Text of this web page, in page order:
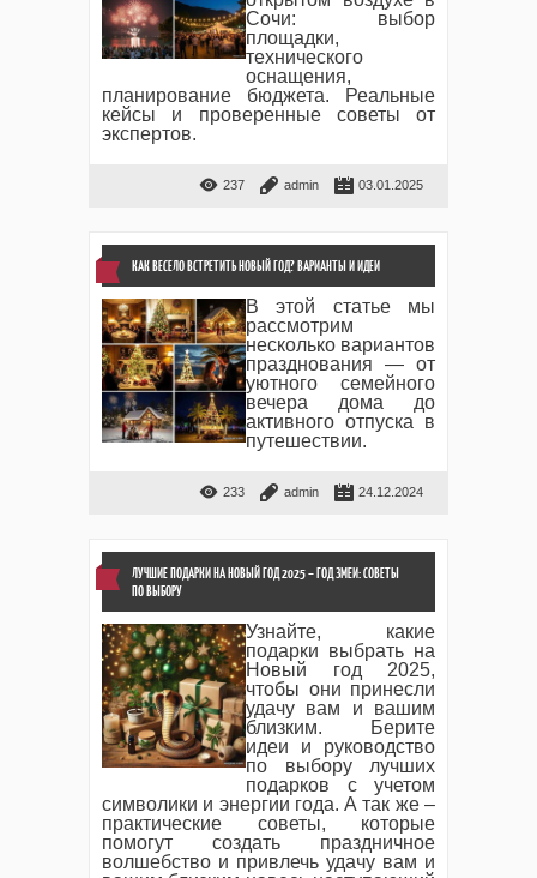
Сочи: выбор
площадки,
технического
оснащения,
планирование бюджета. Реальные
кейсы и проверенные советы от
экспертов.
237 admin 03.01.2025
КАК ВЕСЕЛО ВСТРЕТИТЬ НОВЫЙ ГОД? ВАРИАНТЫ И ИДЕИ
В этой статье мы
рассмотрим
несколько вариантов
празднования — от
уютного семейного
вечера дома до
активного отпуска в
путешествии.
233 admin 24.12.2024
ЛУЧШИЕ ПОДАРКИ НА НОВЫЙ ГОД 2025 – ГОД ЗМЕИ: СОВЕТЫ
ПО ВЫБОРУ
Узнайте, какие
подарки выбрать на
Новый год 2025,
чтобы они принесли
удачу вам и вашим
близким. Берите
идеи и руководство
по выбору лучших
подарков с учетом
символики и энергии года. А так же –
практические советы, которые
помогут создать праздничное
волшебство и привлечь удачу вам и